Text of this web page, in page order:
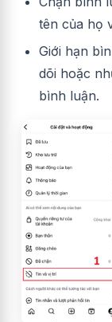
tên của họ
Giới hạn
dõi hoặc
bình luận.